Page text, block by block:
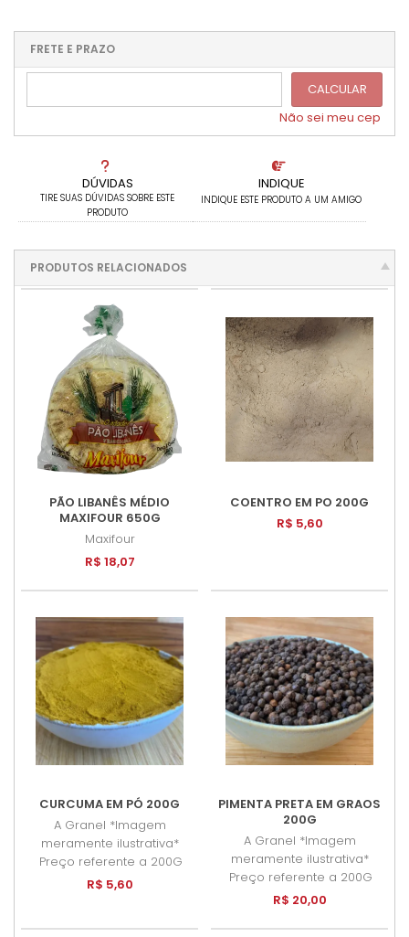
DÚVIDAS
TIRE SUAS DÚVIDAS SOBRE ESTE
PRODUTO
INDIQUE
INDIQUE ESTE PRODUTO A UM AMIGO
...
....
FRETE E PRAZO
CALCULAR
Não sei meu cep
PRODUTOS RELACIONADOS
PÃO LIBANÊS MÉDIO
MAXIFOUR 650G
Maxifour
R$ 18,07
COENTRO EM PO 200G
R$ 5,60
CURCUMA EM PÓ 200G
A Granel *Imagem
meramente ilustrativa*
Preço referente a 200G
R$ 5,60
PIMENTA PRETA EM GRAOS
200G
A Granel *Imagem
meramente ilustrativa*
Preço referente a 200G
R$ 20,00